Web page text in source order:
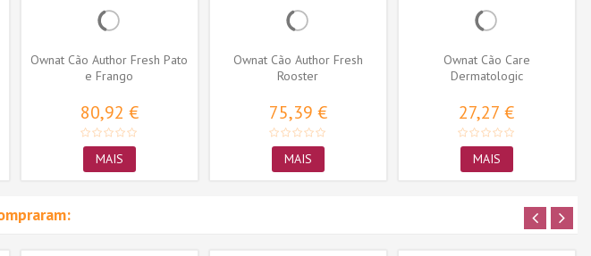
Ownat Cão Author Fresh Pato
e Frango
80,92 €
MAIS
Ownat Cão Author Fresh
Rooster
75,39 €
MAIS
Ownat Cão Care
Dermatologic
27,27 €
MAIS